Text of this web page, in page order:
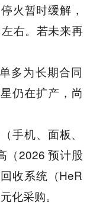
火暂时缓解，
右。若未来再
多为长期合同
仍在扩产，尚
机、面板、
（2026 预计股
收系统（HeR
化采购。